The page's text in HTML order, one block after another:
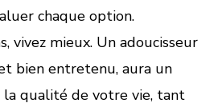
chaque option.
vivez mieux. Un adoucisseur
bien entretenu, aura un
qualité de votre vie, tant